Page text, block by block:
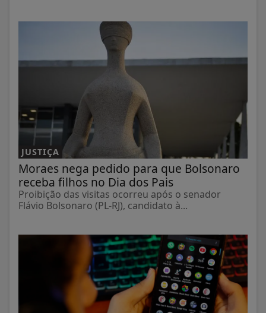
JUSTIÇA
Moraes nega pedido para que Bolsonaro
receba filhos no Dia dos Pais
Proibição das visitas ocorreu após o senador
Flávio Bolsonaro (PL-RJ), candidato à...